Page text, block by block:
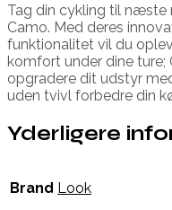
Tag din cykling til næste
Camo. Med deres
funktionalitet vil du
komfort under dine ture;
opgradere dit udstyr
uden tvivl forbedre din
Yderligere
Brand Look